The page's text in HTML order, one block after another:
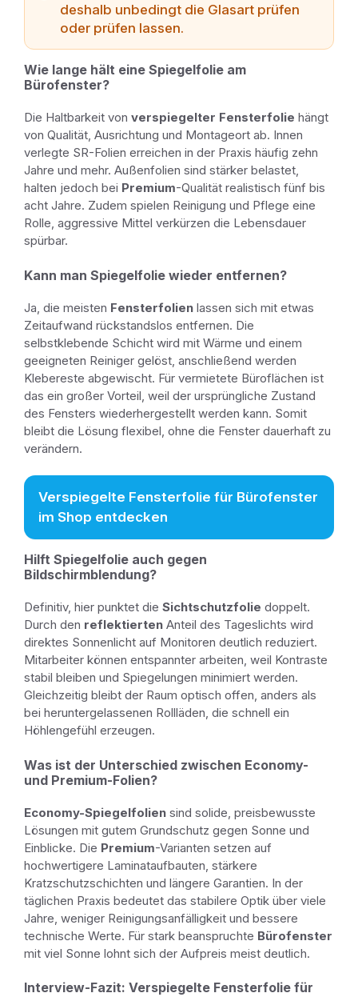
deshalb unbedingt die Glasart prüfen
oder prüfen lassen.
Wie lange hält eine Spiegelfolie am
Bürofenster?
Die Haltbarkeit von verspiegelter Fensterfolie hängt
von Qualität, Ausrichtung und Montageort ab. Innen
verlegte SR-Folien erreichen in der Praxis häufig zehn
Jahre und mehr. Außenfolien sind stärker belastet,
halten jedoch bei Premium-Qualität realistisch fünf bis
acht Jahre. Zudem spielen Reinigung und Pflege eine
Rolle, aggressive Mittel verkürzen die Lebensdauer
spürbar.
Kann man Spiegelfolie wieder entfernen?
Ja, die meisten Fensterfolien lassen sich mit etwas
Zeitaufwand rückstandslos entfernen. Die
selbstklebende Schicht wird mit Wärme und einem
geeigneten Reiniger gelöst, anschließend werden
Klebereste abgewischt. Für vermietete Büroflächen ist
das ein großer Vorteil, weil der ursprüngliche Zustand
des Fensters wiederhergestellt werden kann. Somit
bleibt die Lösung flexibel, ohne die Fenster dauerhaft zu
verändern.
Verspiegelte Fensterfolie für Bürofenster
im Shop entdecken
Hilft Spiegelfolie auch gegen
Bildschirmblendung?
Definitiv, hier punktet die Sichtschutzfolie doppelt.
Durch den reflektierten Anteil des Tageslichts wird
direktes Sonnenlicht auf Monitoren deutlich reduziert.
Mitarbeiter können entspannter arbeiten, weil Kontraste
stabil bleiben und Spiegelungen minimiert werden.
Gleichzeitig bleibt der Raum optisch offen, anders als
bei heruntergelassenen Rollläden, die schnell ein
Höhlengefühl erzeugen.
Was ist der Unterschied zwischen Economy-
und Premium-Folien?
Economy-Spiegelfolien sind solide, preisbewusste
Lösungen mit gutem Grundschutz gegen Sonne und
Einblicke. Die Premium-Varianten setzen auf
hochwertigere Laminataufbauten, stärkere
Kratzschutzschichten und längere Garantien. In der
täglichen Praxis bedeutet das stabilere Optik über viele
Jahre, weniger Reinigungsanfälligkeit und bessere
technische Werte. Für stark beanspruchte Bürofenster
mit viel Sonne lohnt sich der Aufpreis meist deutlich.
Interview-Fazit: Verspiegelte Fensterfolie für